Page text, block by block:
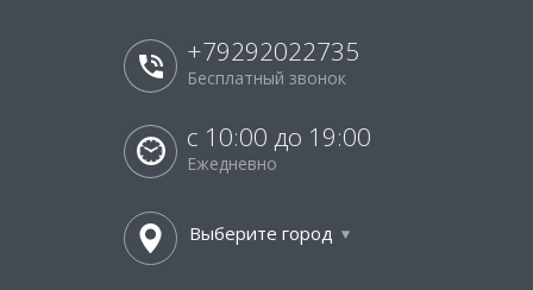
+79292022735
Бесплатный звонок
с 10:00 до 19:00
Ежедневно
Выберите город